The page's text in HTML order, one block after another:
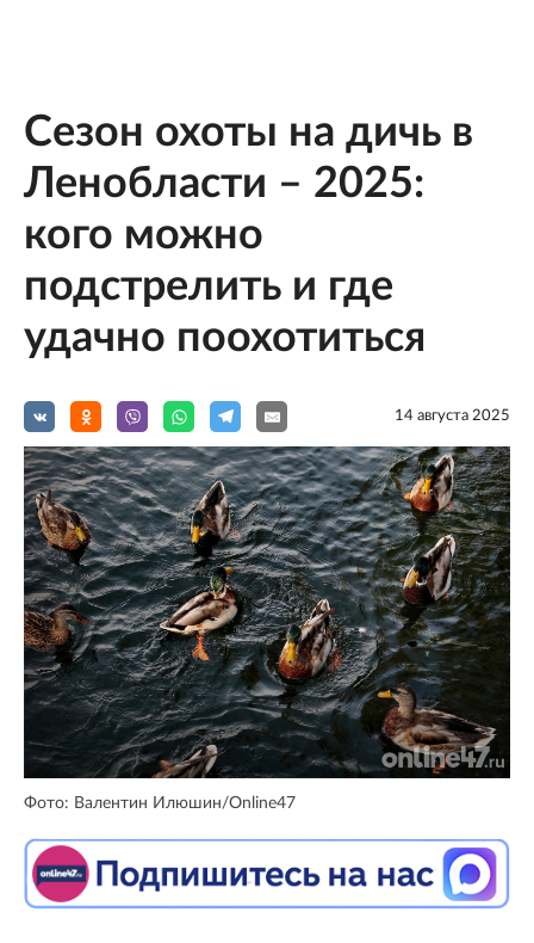
Сезон охоты на дичь в
Ленобласти – 2025:
кого можно
подстрелить и где
удачно поохотиться
14 августа 2025
Фото: Валентин Илюшин/Online47